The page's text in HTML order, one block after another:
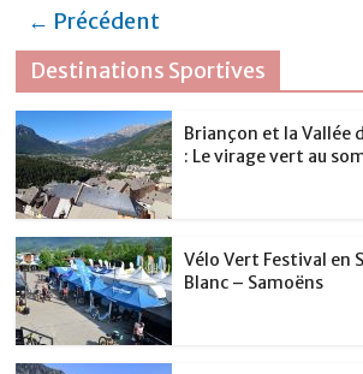
c
e
b
o
o
k
it
te
r
at
s
A
p
p
e
n
g
e
dI
n
er
← Précédent
Destinations Sportives
Briançon et la Vallée
: Le virage vert au
Vélo Vert Festival en
Blanc – Samoëns